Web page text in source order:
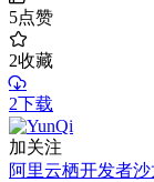
5点赞
2收藏
2下载
加关注
阿里云栖开发者